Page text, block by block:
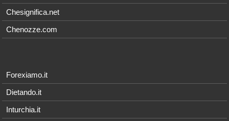
Chesignifica.net
Chenozze.com
Forexiamo.it
Dietando.it
Inturchia.it